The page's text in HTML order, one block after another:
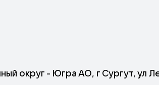
округ - Югра АО, г Сургут, ул